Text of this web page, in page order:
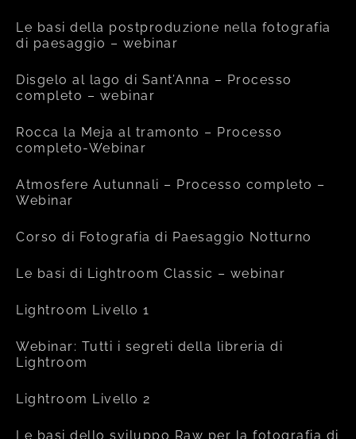
Le basi della postproduzione nella fotografia
di paesaggio – webinar
Disgelo al lago di Sant’Anna – Processo
completo – webinar
Rocca la Meja al tramonto – Processo
completo-Webinar
Atmosfere Autunnali – Processo completo –
Webinar
Corso di Fotografia di Paesaggio Notturno
Le basi di Lightroom Classic – webinar
Lightroom Livello 1
Webinar: Tutti i segreti della libreria di
Lightroom
Lightroom Livello 2
Le basi dello sviluppo Raw per la fotografia di